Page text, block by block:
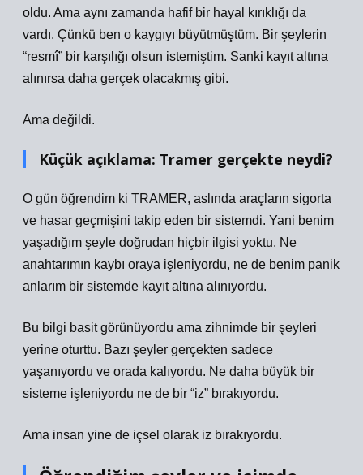
oldu. Ama aynı zamanda hafif bir hayal kırıklığı da
vardı. Çünkü ben o kaygıyı büyütmüştüm. Bir şeylerin
“resmî” bir karşılığı olsun istemiştim. Sanki kayıt altına
alınırsa daha gerçek olacakmış gibi.
Ama değildi.
Küçük açıklama: Tramer gerçekte neydi?
O gün öğrendim ki TRAMER, aslında araçların sigorta
ve hasar geçmişini takip eden bir sistemdi. Yani benim
yaşadığım şeyle doğrudan hiçbir ilgisi yoktu. Ne
anahtarımın kaybı oraya işleniyordu, ne de benim panik
anlarım bir sistemde kayıt altına alınıyordu.
Bu bilgi basit görünüyordu ama zihnimde bir şeyleri
yerine oturttu. Bazı şeyler gerçekten sadece
yaşanıyordu ve orada kalıyordu. Ne daha büyük bir
sisteme işleniyordu ne de bir “iz” bırakıyordu.
Ama insan yine de içsel olarak iz bırakıyordu.